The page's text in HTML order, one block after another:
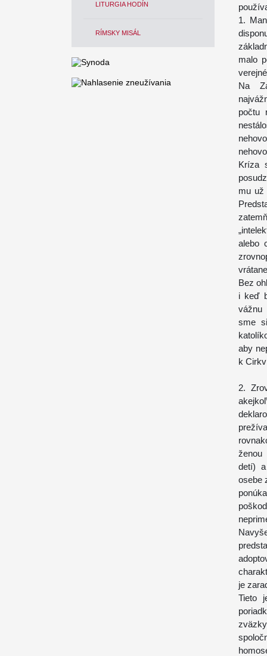
LITURGIA HODÍN
RÍMSKY MISÁL
1.
malo
Na
počtu
Kríza
mu už
alebo
Bez
i keď
vážnu
sme
aby
k
2.
ženou
detí)
osebe
je
Tieto